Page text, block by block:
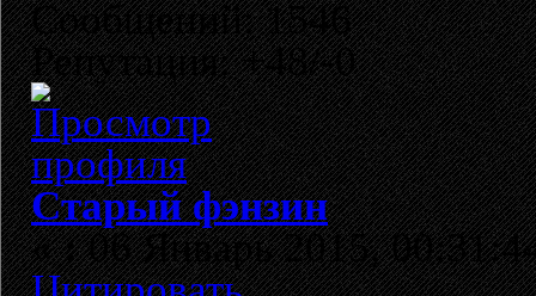
Сообщений: 1546
Репутация: +48/-0
Старый фэнзин
«:06 Январь 2015,